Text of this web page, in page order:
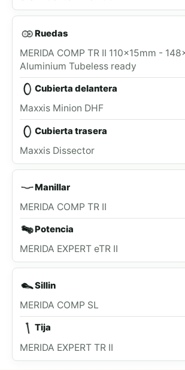
Ruedas
MERIDA COMP TR II 110x15mm -
Aluminium Tubeless ready
Cubierta delantera
Maxxis Minion DHF
Cubierta trasera
Maxxis Dissector
Manillar
MERIDA COMP TR II
Potencia
MERIDA EXPERT eTR II
Sillin
MERIDA COMP SL
Tija
MERIDA EXPERT TR II